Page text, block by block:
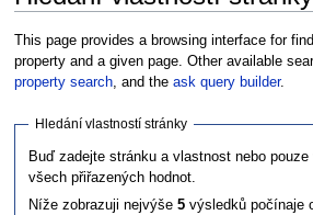
Skočit
na
navigaci
Skočit
na
vyhledávání
This page provides a browsing interface for
property and a given page. Other available
property search, and the ask query builder.
Hledání vlastností stránky
Buď zadejte stránku a vlastnost nebo
všech přiřazených hodnot.
Níže zobrazuji nejvýše5 výsledků počínaje